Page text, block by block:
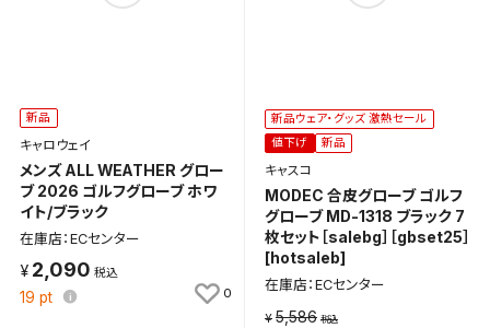
新品
キャロウェイ
メンズ ALL WEATHER グロー
ブ 2026 ゴルフグローブ ホワ
イト/ブラック
在庫店：ECセンター
2,090
19 pt 0
新品ウェア・グッズ 激熱セール
値下げ
新品
キャスコ
MODEC 合皮グローブ ゴルフ
グローブ MD-1318 ブラック 7
枚セット［salebg］［gbset25］
[hotsaleb]
在庫店：ECセンター
5,586